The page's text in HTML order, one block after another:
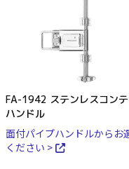
FA-1942 ステンレスコン
ハンドル
面付パイプハンドルからお
ください >